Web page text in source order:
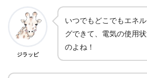
ジラッピ
いつでもどこでもエネ
グできて、電気の使用
のよね！